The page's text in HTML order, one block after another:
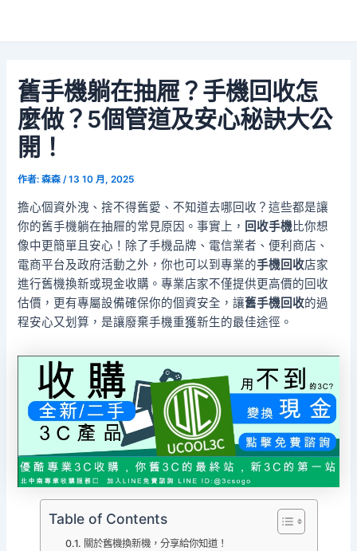
舊手機躺在抽屜？手機回收怎
麼做？5個管道及安心秘訣大公
開！
作者:森森/13 10 月, 2025
擔心個資外洩、捨不得舊愛、不知道去哪回收？這些都是讓
你的舊手機躺在抽屜的常見原因。事實上， 回收手機比你想
像中更簡單且安心！除了手機品牌、電信業者、便利商店、
電商平台及政府活動之外，你也可以到專業的手機回收店家
進行舊機換新或現金收購。專業店家不僅提供更高價的回收
估價，更有專屬設備確保你的個資安全，讓舊手機回收的過
程安心又划算，是讓廢棄手機重獲新生的最佳途徑。
Table of Contents
關於舊機換新機，分享給你知道！